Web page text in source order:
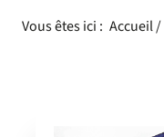
Vous êtes ici : Accueil/